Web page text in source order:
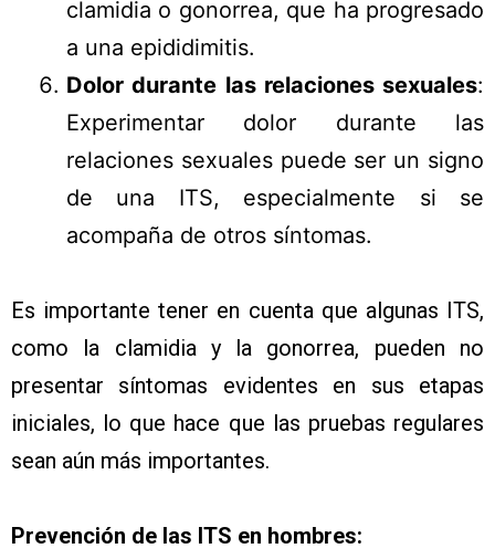
clamidia o gonorrea, que ha progresado
a una epididimitis.
Dolor durante las relaciones sexuales:
Experimentar dolor durante las
relaciones sexuales puede ser un signo
de una ITS, especialmente si se
acompaña de otros síntomas.
Es importante tener en cuenta que algunas ITS,
como la clamidia y la gonorrea, pueden no
presentar síntomas evidentes en sus etapas
iniciales, lo que hace que las pruebas regulares
sean aún más importantes.
Prevención de las ITS en hombres: